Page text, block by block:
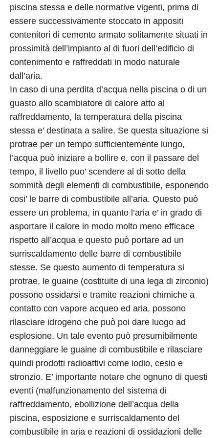
piscina stessa e delle normative vigenti, prima di
essere successivamente stoccato in appositi
contenitori di cemento armato solitamente situati in
prossimità dell’impianto al di fuori dell’edificio di
contenimento e raffreddati in modo naturale
dall’aria.
In caso di una perdita d’acqua nella piscina o di un
guasto allo scambiatore di calore atto al
raffreddamento, la temperatura della piscina
stessa e’ destinata a salire. Se questa situazione si
protrae per un tempo sufficientemente lungo,
l’acqua può iniziare a bollire e, con il passare del
tempo, il livello puo’ scendere al di sotto della
sommità degli elementi di combustibile, esponendo
cosi’ le barre di combustibile all’aria. Questo può
essere un problema, in quanto l’aria e’ in grado di
asportare il calore in modo molto meno efficace
rispetto all’acqua e questo può portare ad un
surriscaldamento delle barre di combustibile
stesse. Se questo aumento di temperatura si
protrae, le guaine (costituite di una lega di zirconio)
possono ossidarsi e tramite reazioni chimiche a
contatto con vapore acqueo ed aria, possono
rilasciare idrogeno che può poi dare luogo ad
esplosione. Un tale evento può presumibilmente
danneggiare le guaine di combustibile e rilasciare
quindi prodotti radioattivi come iodio, cesio e
stronzio. E’ importante notare che ognuno di questi
eventi (malfunzionamento del sistema di
raffreddamento, ebollizione dell’acqua della
piscina, esposizione e surriscaldamento del
combustibile in aria e reazioni di ossidazioni delle